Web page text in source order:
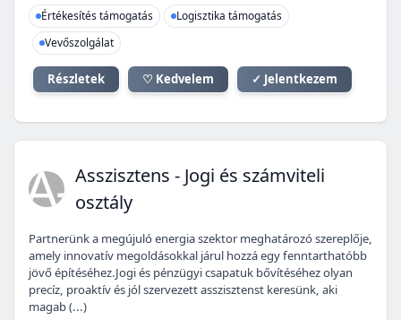
Értékesítés támogatás
Logisztika támogatás
Vevőszolgálat
Részletek ♡ Kedvelem ✓ Jelentkezem
A- Asszisztens - Jogi és számviteli
osztály
Partnerünk a megújuló energia szektor meghatározó szereplője,
amely innovatív megoldásokkal járul hozzá egy fenntarthatóbb
jövő építéséhez.Jogi és pénzügyi csapatuk bővítéséhez olyan
precíz, proaktív és jól szervezett asszisztenst keresünk, aki
magab (...)